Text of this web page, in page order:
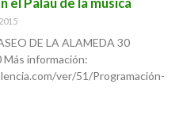
DE LA ALAMEDA 30
información:
ver/51/Programación-